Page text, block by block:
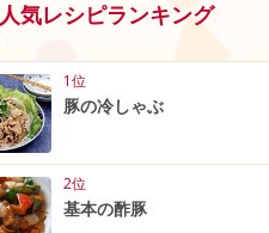
人気レシピランキング
1位
豚の冷しゃぶ
2位
基本の酢豚